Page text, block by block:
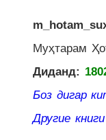
Муҳтарам
Диданд:
Боз дигар
Другие